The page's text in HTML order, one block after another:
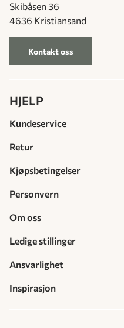
Skibåsen 36
4636 Kristiansand
Kontakt oss
HJELP
Kundeservice
Retur
Kjøpsbetingelser
Personvern
Om oss
Ledige stillinger
Ansvarlighet
Inspirasjon